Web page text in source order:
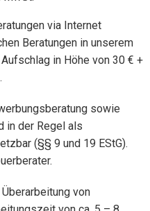
via Internet
Beratungen in unserem
in Höhe von 30 € +
sowie
in der Regel als
(§§ 9 und 19 EStG).
von